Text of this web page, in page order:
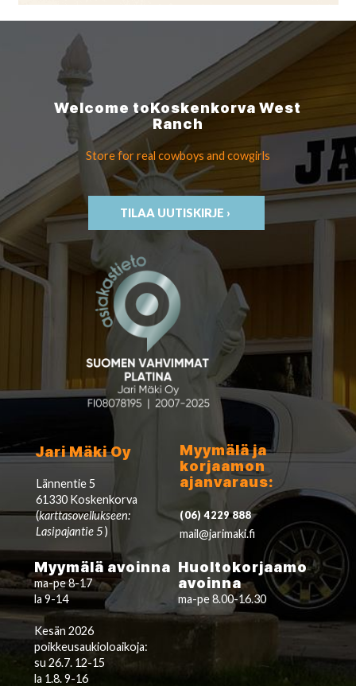
Welcome toKoskenkorvaWest
Ranch
Store for real cowboys and cowgirls
TILAA UUTISKIRJE ›
Jari Mäki Oy
Lännentie 5
61330 Koskenkorva
(karttasovellukseen:
Lasipajantie 5)
Myymälä ja
korjaamon
ajanvaraus:
(06) 4229 888
mail@jarimaki.fi
Myymälä avoinna
ma-pe 8-17
la 9-14
Kesän 2026
poikkeusaukioloaikoja:
su 26.7. 12-15
la 1.8. 9-16
Huoltokorjaamo
avoinna
ma-pe 8.00-16.30